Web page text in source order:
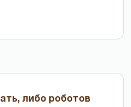
либо роботов